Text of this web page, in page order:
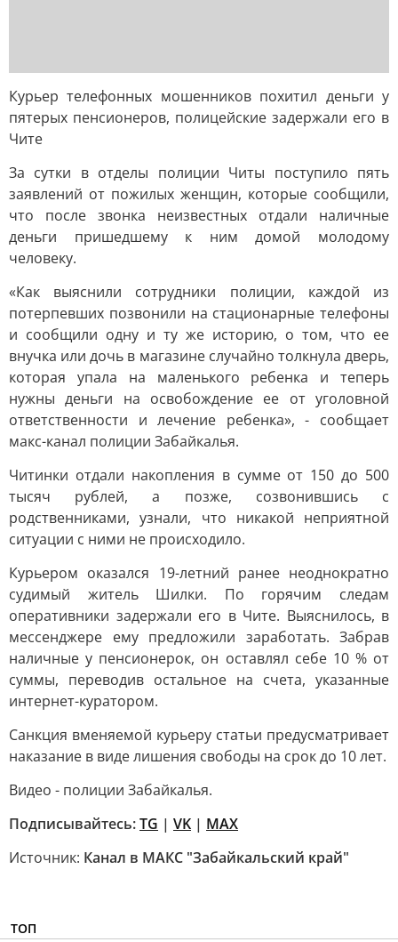
Курьер телефонных мошенников похитил деньги у
пятерых пенсионеров, полицейские задержали его в
Чите
За сутки в отделы полиции Читы поступило пять
заявлений от пожилых женщин, которые сообщили,
что после звонка неизвестных отдали наличные
деньги пришедшему к ним домой молодому
человеку.
«Как выяснили сотрудники полиции, каждой из
потерпевших позвонили на стационарные телефоны
и сообщили одну и ту же историю, о том, что ее
внучка или дочь в магазине случайно толкнула дверь,
которая упала на маленького ребенка и теперь
нужны деньги на освобождение ее от уголовной
ответственности и лечение ребенка», - сообщает
макс-канал полиции Забайкалья.
Читинки отдали накопления в сумме от 150 до 500
тысяч рублей, а позже, созвонившись с
родственниками, узнали, что никакой неприятной
ситуации с ними не происходило.
Курьером оказался 19-летний ранее неоднократно
судимый житель Шилки. По горячим следам
оперативники задержали его в Чите. Выяснилось, в
мессенджере ему предложили заработать. Забрав
наличные у пенсионерок, он оставлял себе 10 % от
суммы, переводив остальное на счета, указанные
интернет-куратором.
Санкция вменяемой курьеру статьи предусматривает
наказание в виде лишения свободы на срок до 10 лет.
Видео - полиции Забайкалья.
Подписывайтесь:TG | VK | MAX
Источник: Канал в МАКС "Забайкальский край"
ТОП